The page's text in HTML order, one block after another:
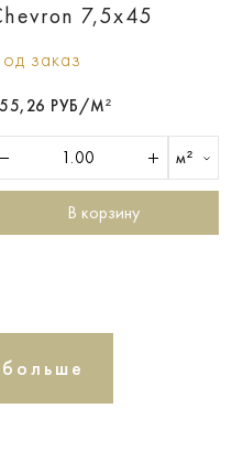
7,5х45
заказ
РУБ/М²
м²
В корзину